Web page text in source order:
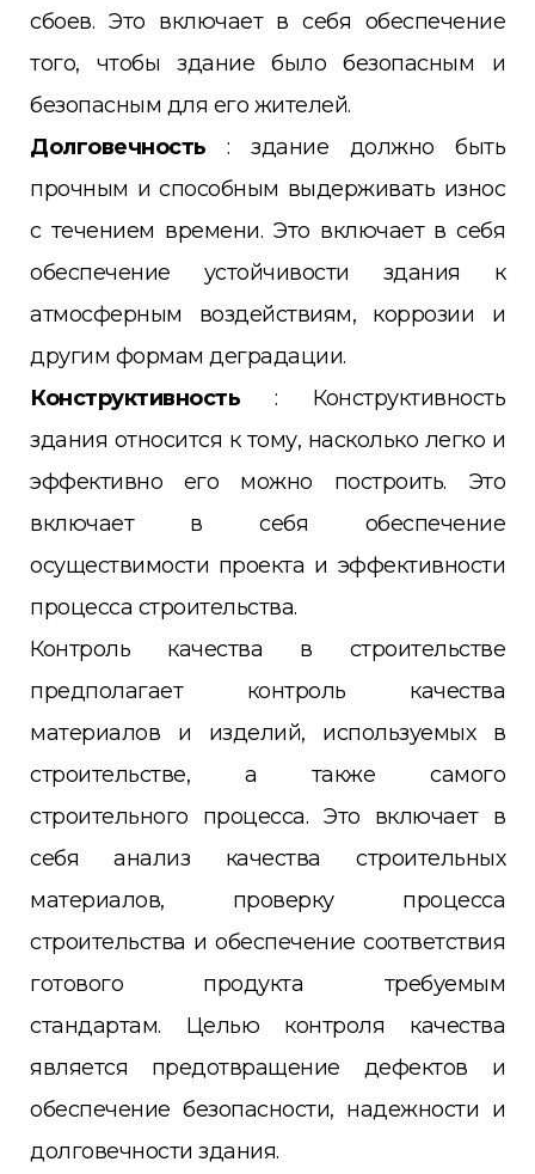
сбоев. Это включает в себя обеспечение
того, чтобы здание было безопасным и
безопасным для его жителей.
Долговечность : здание должно быть
прочным и способным выдерживать износ
с течением времени. Это включает в себя
обеспечение устойчивости здания к
атмосферным воздействиям, коррозии и
другим формам деградации.
Конструктивность : Конструктивность
здания относится к тому, насколько легко и
эффективно его можно построить. Это
включает в себя обеспечение
осуществимости проекта и эффективности
процесса строительства.
Контроль качества в строительстве
предполагает контроль качества
материалов и изделий, используемых в
строительстве, а также самого
строительного процесса. Это включает в
себя анализ качества строительных
материалов, проверку процесса
строительства и обеспечение соответствия
готового продукта требуемым
стандартам. Целью контроля качества
является предотвращение дефектов и
обеспечение безопасности, надежности и
долговечности здания.